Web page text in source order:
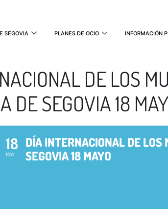
SEGOVIA PLANES DE OCIO INFORMACIÓN
DE LOS
DE SEGOVIA 18
18
MAY
DÍA INTERNACIONAL DE
SEGOVIA 18 MAYO